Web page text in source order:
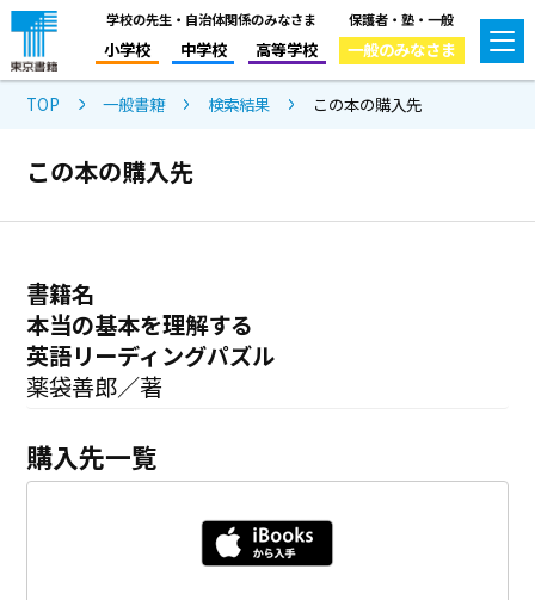
学校の先生・自治体関係のみなさま
小学校 中学校 高等学校
保護者・塾・一般
一般のみなさま
TOP 一般書籍 検索結果 この本の購入先
この本の購入先
書籍名
本当の基本を理解する
英語リーディングパズル
薬袋善郎／著
購入先一覧